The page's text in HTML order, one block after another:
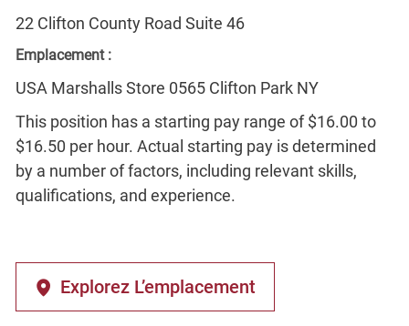
22 Clifton County Road Suite 46
Emplacement :
USA Marshalls Store 0565 Clifton Park NY
This position has a starting pay range of $16.00 to
$16.50 per hour. Actual starting pay is determined
by a number of factors, including relevant skills,
qualifications, and experience.
Explorez L’emplacement